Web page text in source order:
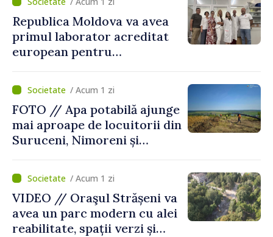
Republica Moldova va avea
primul laborator acreditat
european pentru
viței-de-vie
/ Acum 1 zi
FOTO // Apa potabilă ajunge
mai aproape de locuitorii din
Suruceni, Nimoreni și
/ Acum 1 zi
VIDEO // Oraşul Strășeni va
avea un parc modern cu alei
reabilitate, spații verzi și